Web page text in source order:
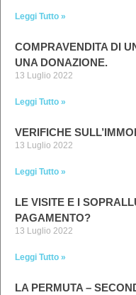
Leggi Tutto »
COMPRAVENDITA DI
UNA DONAZIONE.
13 Luglio 2022
Leggi Tutto »
VERIFICHE
13 Luglio 2022
Leggi Tutto »
LE VISITE E I
PAGAMENTO?
13 Luglio 2022
Leggi Tutto »
LA PERMUTA –